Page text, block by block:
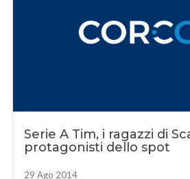
Serie A Tim, i ragazzi di
protagonisti dello spot
29 Ago 2014